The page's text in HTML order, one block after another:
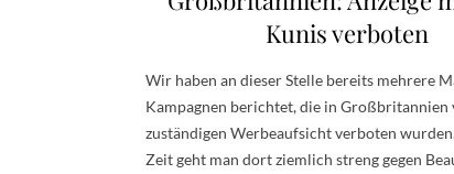
Kunis verboten
Wir haben an dieser Stelle bereits mehrere
Kampagnen berichtet, die in Großbritannien
zuständigen Werbeaufsicht verboten
Zeit geht man dort ziemlich streng gegen